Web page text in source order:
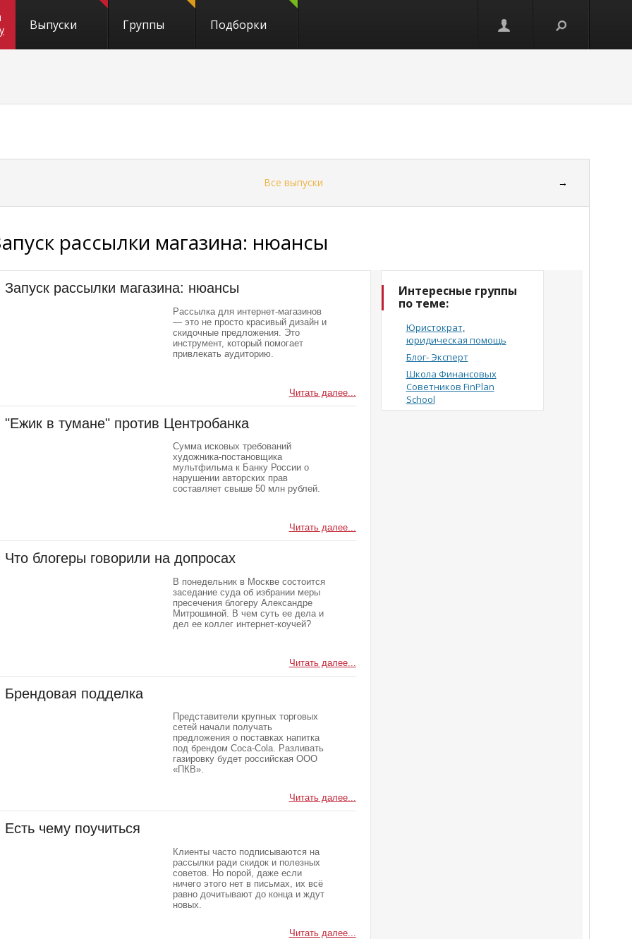
Выпуски Группы Подборки
Все выпуски →
рассылки магазина: нюансы
Запуск рассылки магазина: нюансы
Рассылка для интернет-магазинов
— это не просто красивый дизайн и
скидочные предложения. Это
инструмент, который помогает
привлекать аудиторию.
Читать далее...
"Ежик в тумане" против Центробанка
Сумма исковых требований
художника-постановщика
мультфильма к Банку России о
нарушении авторских прав
составляет свыше 50 млн рублей.
Читать далее...
Что блогеры говорили на допросах
В понедельник в Москве состоится
заседание суда об избрании меры
пресечения блогеру Александре
Митрошиной. В чем суть ее дела и
дел ее коллег интернет-коучей?
Читать далее...
Брендовая подделка
Представители крупных торговых
сетей начали получать
предложения о поставках напитка
под брендом Coca-Cola. Разливать
газировку будет российская ООО
«ПКВ».
Читать далее...
Есть чему поучиться
Клиенты часто подписываются на
рассылки ради скидок и полезных
советов. Но порой, даже если
ничего этого нет в письмах, их всё
равно дочитывают до конца и ждут
новых.
Читать далее...
Интересные группы
по теме:
Юристократ,
юридическая помощь
Блог- Эксперт
Школа Финансовых
Советников FinPlan
School